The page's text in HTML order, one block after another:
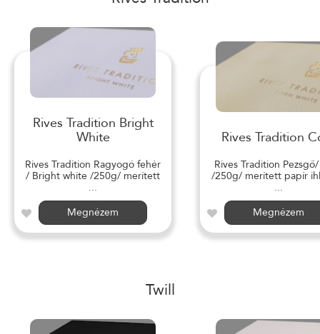
Rives Tradition Bright
White
Rives Tradition Ragyogó fehér
/ Bright white /250g/ merített
...
Megnézem
Rives Tradition
Rives Tradition
/250g/ merített papír
...
Megnézem
Twill